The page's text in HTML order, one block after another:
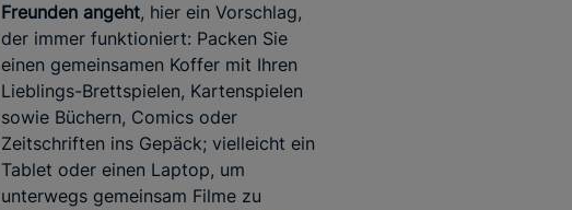
Freunden angeht, hier ein Vorschlag,
der immer funktioniert: Packen Sie
einen gemeinsamen Koffer mit Ihren
Lieblings-Brettspielen, Kartenspielen
sowie Büchern, Comics oder
Zeitschriften ins Gepäck; vielleicht ein
Tablet oder einen Laptop, um
unterwegs gemeinsam Filme zu